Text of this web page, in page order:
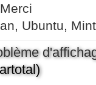
Ubuntu, Mint